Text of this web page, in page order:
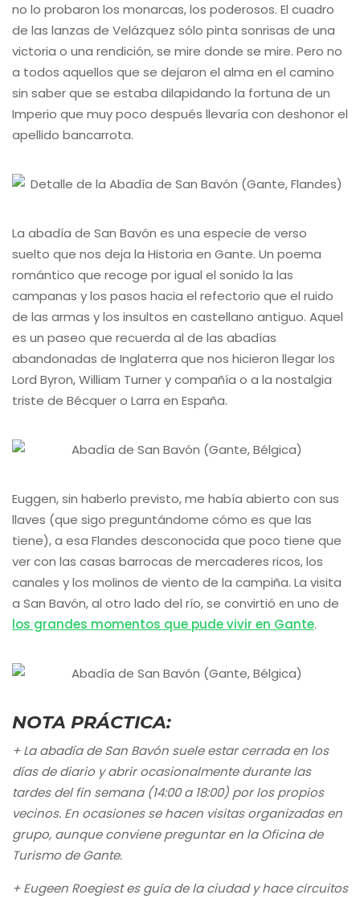
no lo probaron los monarcas, los poderosos. El cuadro
de las lanzas de Velázquez sólo pinta sonrisas de una
victoria o una rendición, se mire donde se mire. Pero no
a todos aquellos que se dejaron el alma en el camino
sin saber que se estaba dilapidando la fortuna de un
Imperio que muy poco después llevaría con deshonor el
apellido bancarrota.
La abadía de San Bavón es una especie de verso
suelto que nos deja la Historia en Gante. Un poema
romántico que recoge por igual el sonido la las
campanas y los pasos hacia el refectorio que el ruido
de las armas y los insultos en castellano antiguo. Aquel
es un paseo que recuerda al de las abadías
abandonadas de Inglaterra que nos hicieron llegar los
Lord Byron, William Turner y compañía o a la nostalgia
triste de Bécquer o Larra en España.
Euggen, sin haberlo previsto, me había abierto con sus
llaves (que sigo preguntándome cómo es que las
tiene), a esa Flandes desconocida que poco tiene que
ver con las casas barrocas de mercaderes ricos, los
canales y los molinos de viento de la campiña. La visita
a San Bavón, al otro lado del río, se convirtió en uno de
los grandes momentos que pude vivir en Gante.
NOTA PRÁCTICA:
+ La abadía de San Bavón suele estar cerrada en los
días de diario y abrir ocasionalmente durante las
tardes del fin semana (14:00 a 18:00) por los propios
vecinos. En ocasiones se hacen visitas organizadas en
grupo, aunque conviene preguntar en la Oficina de
Turismo de Gante.
+ Eugeen Roegiest es guía de la ciudad y hace circuitos